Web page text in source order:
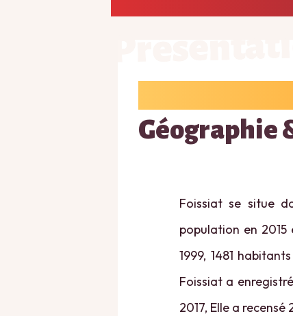
Géographie
Foissiat se situe
population en
1999, 1481
Foissiat a
2017, Elle a recensé